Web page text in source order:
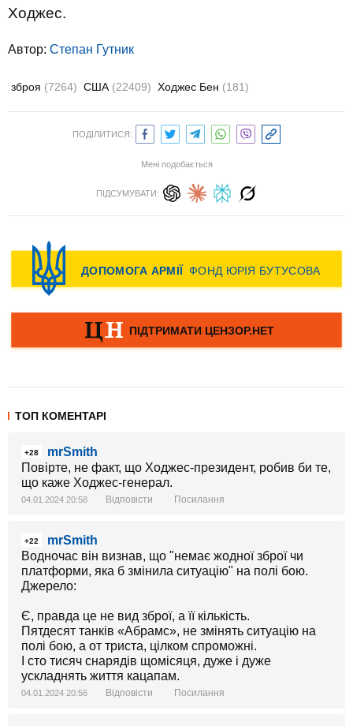
Ходжес.
Автор: Степан Гутник
зброя (7264) США (22409) Ходжес Бен (181)
ПОДІЛИТИСЯ:
Мені подобається
ПІДСУМУВАТИ:
ТОП КОМЕНТАРІ
+28
mrSmith
Повірте, не факт, що Ходжес-президент, робив би те,
що каже Ходжес-генерал.
04.01.2024 20:58 Відповісти Посилання
+22
mrSmith
Водночас він визнав, що "немає жодної зброї чи
платформи, яка б змінила ситуацію" на полі бою.
Джерело:
Є, правда це не вид зброї, а її кількість.
Пятдесят танків «Абрамс», не змінять ситуацію на
полі бою, а от триста, цілком спроможні.
І сто тисяч снарядів щомісяця, дуже і дуже
ускладнять життя кацапам.
04.01.2024 20:56 Відповісти Посилання